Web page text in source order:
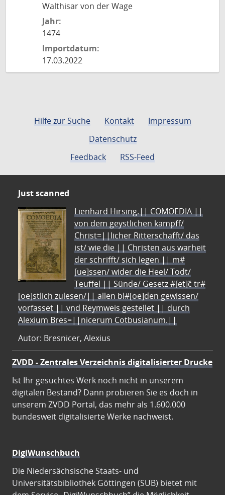
Walthisar von der Wage
Jahr:
1474
Importdatum:
17.03.2022
Hilfe zur Suche Kontakt
Impressum
Datenschutz
Feedback
RSS-Feed
Just scanned
Lienhard Hirsing.|| COMOEDIA ||
von dem geystlichen kampff/
Christ=||licher Ritterschafft/ das
ist/ wie die || Christen aus warheit
der schrifft/ sich legen || m#
[ue]ssen/ wider die Heel/ Todt/
Teuffel || Sünde/ Gesetz #[et]c̃ tr#
[oe]stlich zulesen/|| allen bl#[oe]den gewissen/
vorfasset || vnd Reymweis gestellet || durch
Alexium Bres=||nicerum Cotbusianum.||
Autor: Bresnicer, Alexius
ZVDD - Zentrales Verzeichnis digitalisierter Drucke
Ist Ihr gesuchtes Werk noch nicht in unserem
digitalen Bestand? Dann probieren Sie es doch in
unserem ZVDD Portal, das mehr als 1.600.000
bundesweit digitalisierte Werke nachweist.
DigiWunschbuch
Die Niedersächsische Staats- und
Universitätsbibliothek Göttingen (SUB) bietet mit